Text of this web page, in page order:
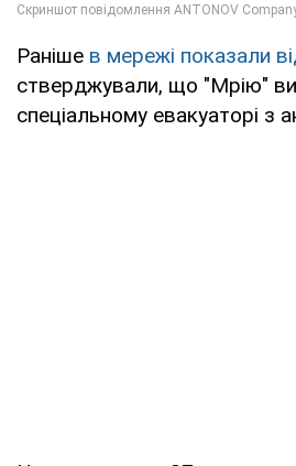
Раніше в мережі показали
стверджували, що "Мрію"
спеціальному евакуаторі з